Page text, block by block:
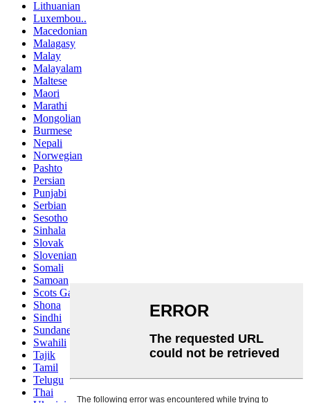
Lithuanian
Luxembou..
Macedonian
Malagasy
Malay
Malayalam
Maltese
Maori
Marathi
Mongolian
Burmese
Nepali
Norwegian
Pashto
Persian
Punjabi
Serbian
Sesotho
Sinhala
Slovak
Slovenian
Somali
Samoan
Scots Gaelic
Shona
Sindhi
Sundanese
Swahili
Tajik
Tamil
Telugu
Thai